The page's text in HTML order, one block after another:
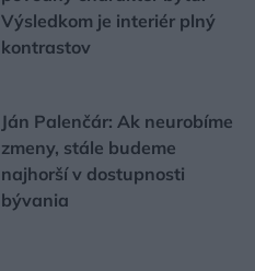
Výsledkom je interiér plný
kontrastov
Ján Palenčár: Ak neurobíme
zmeny, stále budeme
najhorší v dostupnosti
bývania